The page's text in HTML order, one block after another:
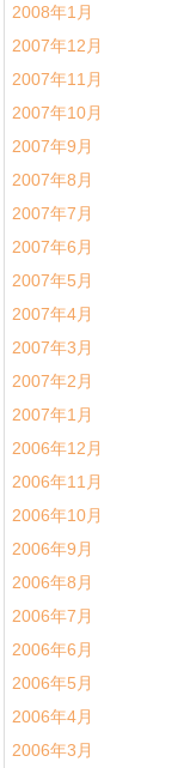
2008年1月
2007年12月
2007年11月
2007年10月
2007年9月
2007年8月
2007年7月
2007年6月
2007年5月
2007年4月
2007年3月
2007年2月
2007年1月
2006年12月
2006年11月
2006年10月
2006年9月
2006年8月
2006年7月
2006年6月
2006年5月
2006年4月
2006年3月